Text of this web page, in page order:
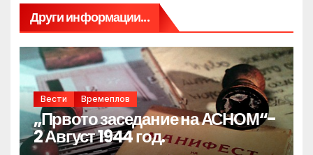
Други информации...
Вести Времеплов
„Првото заседание на АСНОМ“-
2 Август 1944 год.